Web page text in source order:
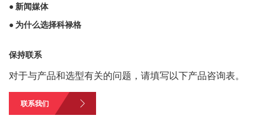
● 新闻媒体
● 为什么选择科禄格
保持联系
对于与产品和选型有关的问题，请填写以下产品咨询表。
联系我们